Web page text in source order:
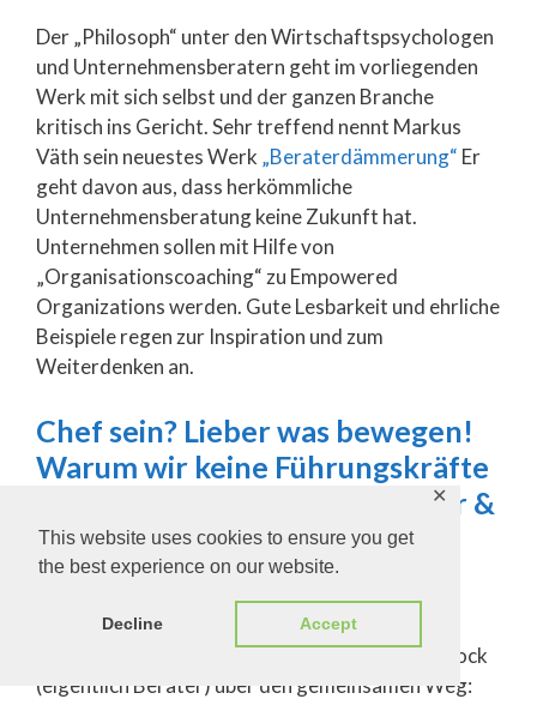
This website uses cookies to ensure you get
the best experience on our website.
Decline Accept
✕
Der „Philosoph“ unter den Wirtschaftspsychologen
und Unternehmensberatern geht im vorliegenden
Werk mit sich selbst und der ganzen Branche
kritisch ins Gericht. Sehr treffend nennt Markus
Väth sein neuestes Werk „Beraterdämmerung“ Er
geht davon aus, dass herkömmliche
Unternehmensberatung keine Zukunft hat.
Unternehmen sollen mit Hilfe von
„Organisationscoaching“ zu Empowered
Organizations werden. Gute Lesbarkeit und ehrliche
Beispiele regen zur Inspiration und zum
Weiterdenken an.
Chef sein? Lieber was bewegen!
Warum wir keine Führungskräfte
mehr brauchen (Stephan Heiler &
Gebhard Borck, 2018)
Die Einführung von Selbstorganisation hat ihre
Höhen und Tiefen. Sehr offen und transparent
schreiben Heiler (eigentlich Eigentümer) und Brock
(eigentlich Berater) über den gemeinsamen Weg: